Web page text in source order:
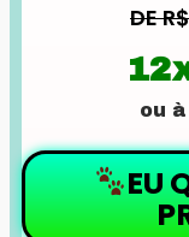
DE
ou
EU